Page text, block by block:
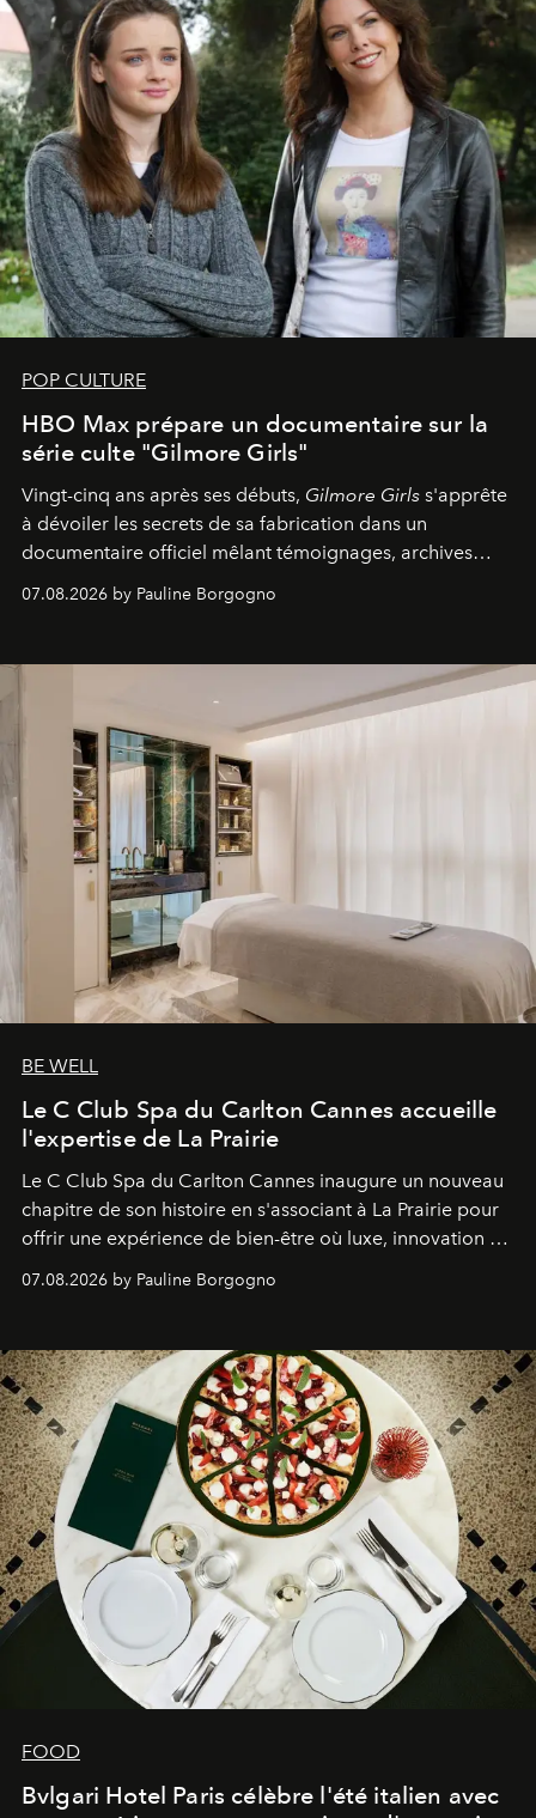
POP CULTURE
HBO Max prépare un documentaire sur la
série culte "Gilmore Girls"
Vingt-cinq ans après ses débuts, Gilmore Girls s'apprête
à dévoiler les secrets de sa fabrication dans un
documentaire officiel mêlant témoignages, archives
inédites et plongée dans les coulisses d'un phénomène
générationnel.
07.08.2026 by Pauline Borgogno
BE WELL
Le C Club Spa du Carlton Cannes accueille
l'expertise de La Prairie
Le C Club Spa du Carlton Cannes inaugure un nouveau
chapitre de son histoire en s'associant à La Prairie pour
offrir une expérience de bien-être où luxe, innovation et
expertise se rencontrent.
07.08.2026 by Pauline Borgogno
FOOD
Bvlgari Hotel Paris célèbre l'été italien avec